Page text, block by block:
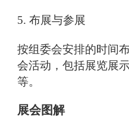
5. 布展与参展
按组委会安排的时间
会活动，包括展览展
等。
展会图解